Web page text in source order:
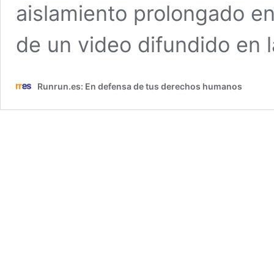
aislamiento prolongado
de un video difundido en
Runrun.es: En defensa de tus derechos humanos